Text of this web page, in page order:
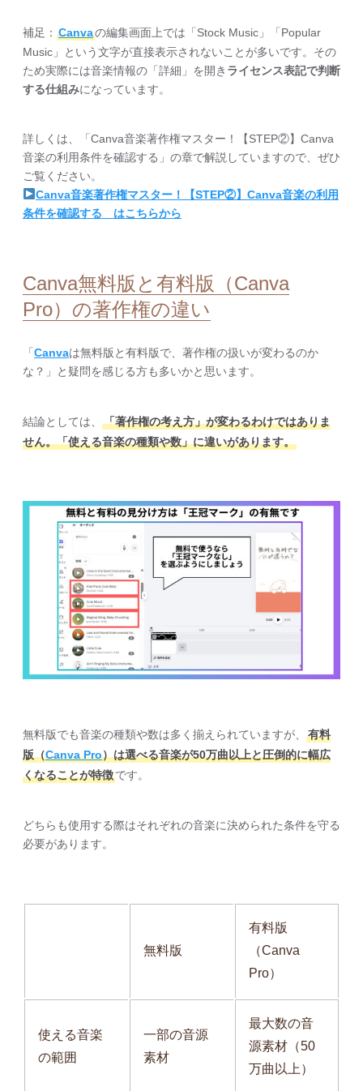
補足： Canvaの編集画面上では「Stock Music」「Popular
Music」という文字が直接表示されないことが多いです。その
ため実際には音楽情報の「詳細」を開き ライセンス表記で判断
する仕組みになっています。
詳しくは、「Canva音楽著作権マスター！【STEP②】Canva
音楽の利用条件を確認する」の章で解説していますので、ぜひ
ご覧ください。
Canva音楽著作権マスター！【STEP②】Canva音楽の利用
条件を確認する はこちらから
Canva無料版と有料版（Canva
Pro）の著作権の違い
「Canvaは無料版と有料版で、著作権の扱いが変わるのか
な？」と疑問を感じる方も多いかと思います。
結論としては、
「著作権の考え方」が変わるわけではありま
せん。「使える音楽の種類や数」に違いがあります。
無料版でも音楽の種類や数は多く揃えられていますが、
有料
版（Canva Pro）は選べる音楽が50万曲以上と圧倒的に幅広
くなることが特徴です。
どちらも使用する際はそれぞれの音楽に決められた条件を守る
必要があります。
無料版
有料版
（Canva
Pro）
使える音楽
の範囲
一部の音源
素材
最大数の音
源素材（50
万曲以上）